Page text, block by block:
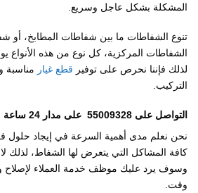
المشكلة بشكل عاجل وسريع.
تنوع الشفاطات ما بين شفاطات المطابخ، أو
الشفاطات المركزية، كل نوع من هذه الأنواع
لذلك فإننا نحرص على توفير قطع غيار
التركيب.
التواصل على 55009328 على مدار 24 ساعة
نحن نعلم مدى أهمية السرعة في إيجاد حلول
كافة المشاكل التي يتعرض لها الشفاط، لذلك
وسوف يرد عليك موظف خدمة العملاء لإصلاح
وقت.